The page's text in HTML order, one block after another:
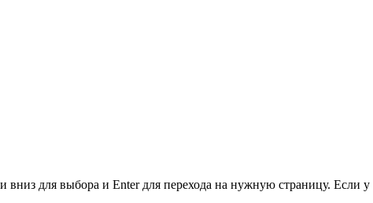
вниз для выбора и Enter для перехода на нужную страницу. Если